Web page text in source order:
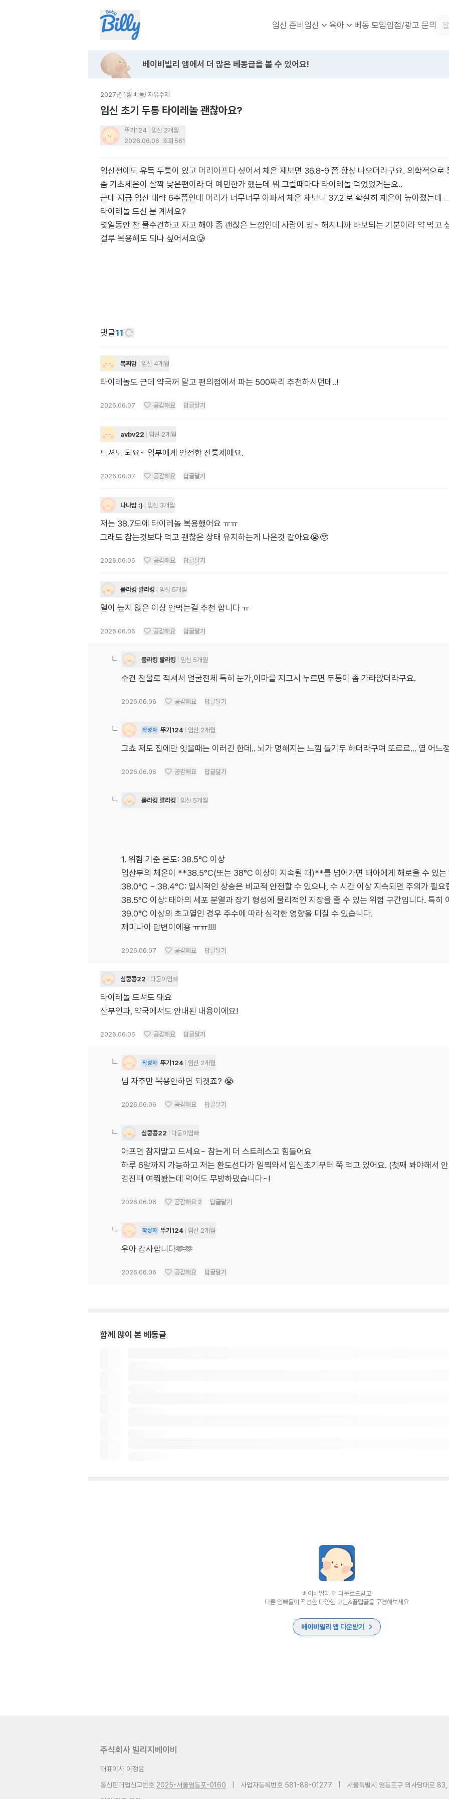
임신 준비임신 육아 베동 모임입점/광고 문의
베이비빌리 앱에서 더 많은 베동글을 볼 수 있어요!
2027년 1월 베동/ 자유주제
임신 초기 두통 타이레놀 괜찮아요?
뚜기124
임신 2개월
2026.06.06 조회 561
임신전에도 유독 두통이 있고 머리아프다 싶어서 체온 재보면 36.8-9 쯤 항상 나오더라구요. 의학적으로
좀 기초체온이 살짝 낮은편이라 더 예민한가 했는데 뭐 그럴때마다 타이레놀 먹었었거든요..
근데 지금 임신 대략 6주쯤인데 머리가 너무너무 아파서 체온 재보니 37.2 로 확실히 체온이 높아졌는데
타이레놀 드신 분 계세요?
몇일동안 찬 물수건하고 자고 해야 좀 괜찮은 느낌인데 사람이 멍~ 해지니까 바보되는 기분이라 약 먹고
걸루 복용해도 되나 싶어서요🥲
댓글11
복찌맘 임신 4개월
타이레놀도 근데 약국꺼 말고 편의점에서 파는 500짜리 추천하시던데..!
2026.06.07 공감해요 답글달기
avbv22 임신 2개월
드셔도 되요~ 임부에게 안전한 진통제에요.
2026.06.07 공감해요 답글달기
나나맘 :) 임신 3개월
저는 38.7도에 타이레놀 복용했어요 ㅠㅠ
그래도 참는것보다 먹고 괜찮은 상태 유지하는게 나은것 같아요😭🥹
2026.06.06 공감해요 답글달기
룰라킹 랄라킹 임신 5개월
열이 높지 않은 이상 안먹는걸 추천 합니다 ㅠ
2026.06.06 공감해요 답글달기
룰라킹 랄라킹 임신 5개월
수건 찬물로 적셔서 얼굴전체 특히 눈가,이마를 지그시 누르면 두통이 좀 가라앉더라구요.
2026.06.06 공감해요 답글달기
작성자 뚜기124 임신 2개월
그쵸 저도 집에만 잇을때는 이러긴 한데.. 뇌가 멍해지는 느낌 들기두 하더라구여 또르르... 열 어느
2026.06.06 공감해요 답글달기
룰라킹 랄라킹 임신 5개월
1. 위험 기준 온도: 38.5°C 이상
임산부의 체온이 **38.5°C(또는 38°C 이상이 지속될 때)**를 넘어가면 태아에게 해로울 수 있는
​38.0°C ~ 38.4°C: 일시적인 상승은 비교적 안전할 수 있으나, 수 시간 이상 지속되면 주의가 필요
​38.5°C 이상: 태아의 세포 분열과 장기 형성에 물리적인 지장을 줄 수 있는 위험 구간입니다. 특히
39.0°C 이상의 초고열인 경우 주수에 따라 심각한 영향을 미칠 수 있습니다.
제미나이 답변이에용 ㅠㅠ!!!!
2026.06.07 공감해요 답글달기
심쿵콩22 다둥이엄빠
타이레놀 드셔도 돼요
산부인과, 약국에서도 안내된 내용이에요!
2026.06.06 공감해요 답글달기
작성자 뚜기124 임신 2개월
넘 자주만 복용안하면 되겟죠? 😭
2026.06.06 공감해요 답글달기
심쿵콩22 다둥이엄빠
아프면 참지말고 드세요~ 참는게 더 스트레스고 힘들어요
하루 6알까지 가능하고 저는 환도선다가 일찍와서 임신초기부터 쭉 먹고 있어요. (첫째 봐야해서
검진때 여쭤봤는데 먹어도 무방하댔습니다~!
2026.06.06 공감해요 2 답글달기
작성자 뚜기124 임신 2개월
우아 감사합니다🫶🫶
2026.06.06 공감해요 답글달기
함께 많이 본 베동글
베이비빌리 앱 다운로드받고
다른 엄빠들이 작성한 다양한 고민&꿀팁글을 구경해보세요
베이비빌리 앱 다운받기
주식회사 빌리지베이비
대표이사 이정윤
통신판매업신고번호 2025-서울영등포-0160 사업자등록번호 581-88-01277
서울특별시 영등포구 의사당대로